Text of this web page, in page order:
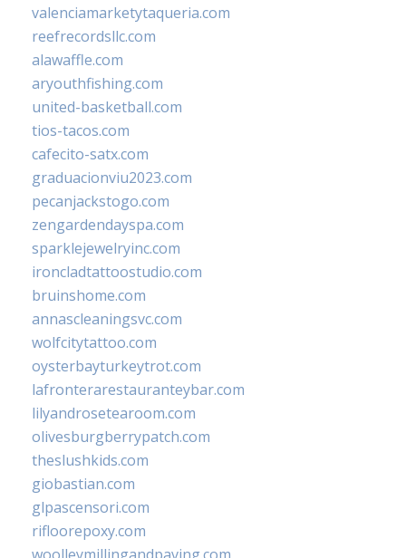
valenciamarketytaqueria.com
reefrecordsllc.com
alawaffle.com
aryouthfishing.com
united-basketball.com
tios-tacos.com
cafecito-satx.com
graduacionviu2023.com
pecanjackstogo.com
zengardendayspa.com
sparklejewelryinc.com
ironcladtattoostudio.com
bruinshome.com
annascleaningsvc.com
wolfcitytattoo.com
oysterbayturkeytrot.com
lafronterarestauranteybar.com
lilyandrosetearoom.com
olivesburgberrypatch.com
theslushkids.com
giobastian.com
glpascensori.com
rifloorepoxy.com